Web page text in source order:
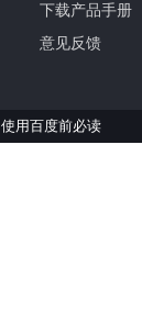
下载产品手册
意见反馈
使用百度前必读